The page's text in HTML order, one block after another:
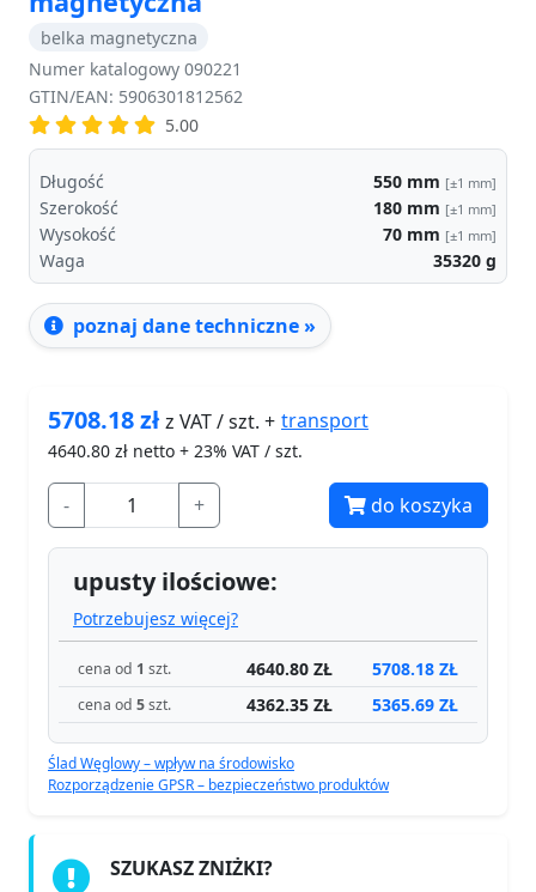
belka magnetyczna
Numer katalogowy 090221
GTIN/EAN: 5906301812562
5.00
Długość 550 mm [±1 mm]
Szerokość 180 mm [±1 mm]
Wysokość 70 mm [±1 mm]
Waga 35320 g
poznaj dane techniczne »
5708.18złz VAT / szt. + transport
4640.80 zł netto + 23% VAT / szt.
- + do koszyka
upusty ilościowe:
Potrzebujesz więcej?
cena od 1 szt. 4640.80 ZŁ 5708.18 ZŁ
cena od 5szt. 4362.35 ZŁ 5365.69 ZŁ
Ślad Węglowy – wpływ na środowisko
Rozporządzenie GPSR – bezpieczeństwo produktów
SZUKASZ ZNIŻKI?